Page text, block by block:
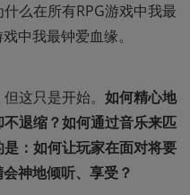
么在所有RPG游戏中我最
中我最钟爱血缘。
这只是开始。 如何精心地
退缩？如何通过音乐来匹
：如何让玩家在面对将要
神地倾听、享受？